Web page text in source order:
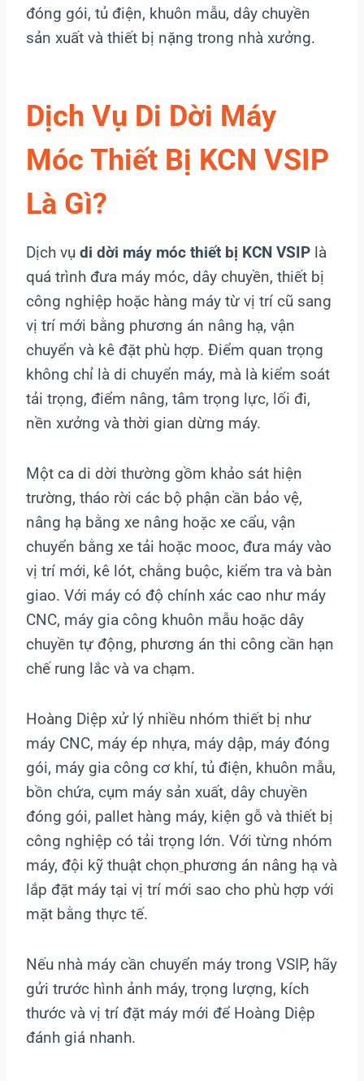
đóng gói, tủ điện, khuôn mẫu, dây chuyền
sản xuất và thiết bị nặng trong nhà xưởng.
Dịch Vụ Di Dời Máy
Móc Thiết Bị KCN VSIP
Là Gì?
Dịch vụ di dời máy móc thiết bị KCN VSIP là
quá trình đưa máy móc, dây chuyền, thiết bị
công nghiệp hoặc hàng máy từ vị trí cũ sang
vị trí mới bằng phương án nâng hạ, vận
chuyển và kê đặt phù hợp. Điểm quan trọng
không chỉ là di chuyển máy, mà là kiểm soát
tải trọng, điểm nâng, tâm trọng lực, lối đi,
nền xưởng và thời gian dừng máy.
Một ca di dời thường gồm khảo sát hiện
trường, tháo rời các bộ phận cần bảo vệ,
nâng hạ bằng xe nâng hoặc xe cẩu, vận
chuyển bằng xe tải hoặc mooc, đưa máy vào
vị trí mới, kê lót, chằng buộc, kiểm tra và bàn
giao. Với máy có độ chính xác cao như máy
CNC, máy gia công khuôn mẫu hoặc dây
chuyền tự động, phương án thi công cần hạn
chế rung lắc và va chạm.
Hoàng Diệp xử lý nhiều nhóm thiết bị như
máy CNC, máy ép nhựa, máy dập, máy đóng
gói, máy gia công cơ khí, tủ điện, khuôn mẫu,
bồn chứa, cụm máy sản xuất, dây chuyền
đóng gói, pallet hàng máy, kiện gỗ và thiết bị
công nghiệp có tải trọng lớn. Với từng nhóm
máy, đội kỹ thuật chọn phương án nâng hạ và
lắp đặt máy tại vị trí mới sao cho phù hợp với
mặt bằng thực tế.
Nếu nhà máy cần chuyển máy trong VSIP, hãy
gửi trước hình ảnh máy, trọng lượng, kích
thước và vị trí đặt máy mới để Hoàng Diệp
đánh giá nhanh.